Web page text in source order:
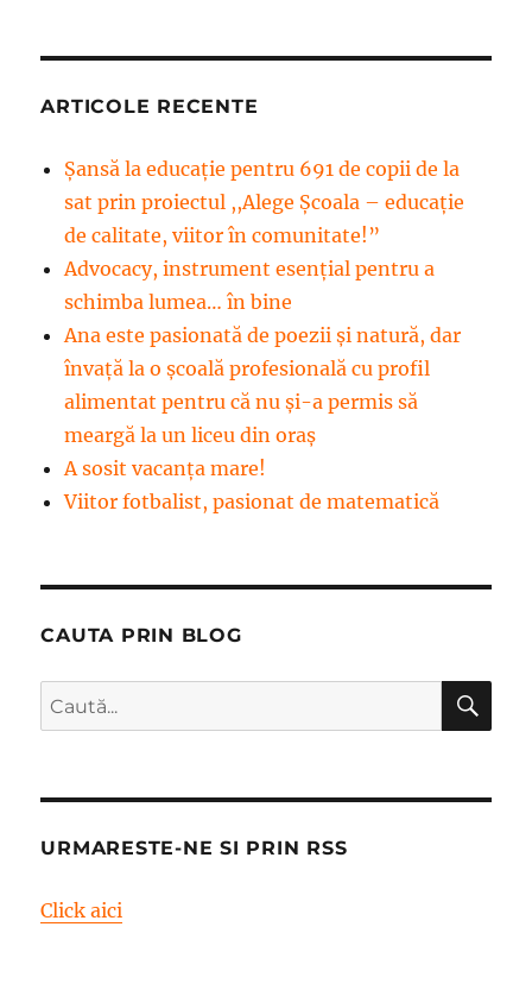
ARTICOLE RECENTE
Șansă la educație pentru 691 de copii de la
sat prin proiectul ,,Alege Școala – educație
de calitate, viitor în comunitate!”
Advocacy, instrument esenţial pentru a
schimba lumea… în bine
Ana este pasionată de poezii și natură, dar
învață la o școală profesională cu profil
alimentat pentru că nu și-a permis să
meargă la un liceu din oraș
A sosit vacanța mare!
Viitor fotbalist, pasionat de matematică
CAUTA PRIN BLOG
Caută
după:
URMARESTE-NE SI PRIN RSS
Click aici